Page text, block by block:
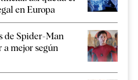
en Europa
de Spider-Man
a mejor según